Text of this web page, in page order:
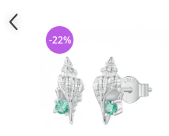
-22%